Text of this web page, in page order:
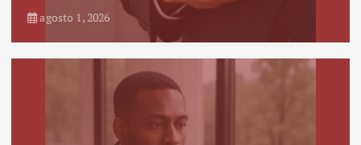
agosto 1, 2026